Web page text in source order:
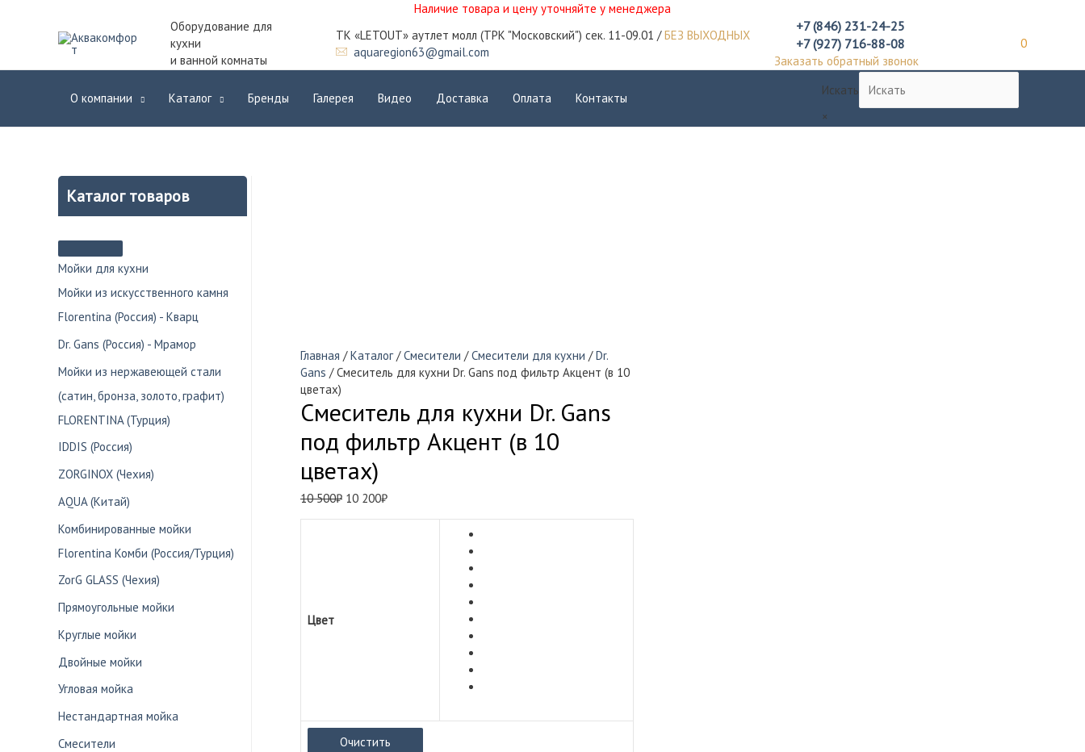
Наличие товара и цену уточняйте у менеджера
Оборудование для
кухни
и ванной комнаты
ТК «LETOUT» аутлет молл (ТРК "Московский") сек. 11-09.01 /БЕЗ ВЫХОДНЫХ
aquaregion63@gmail.com
+7 (846) 231-24-25
+7 (927) 716-88-08
Заказать обратный звонок
0
О компании Каталог Бренды Галерея Видео Доставка Оплата Контакты
Искать
×
Каталог товаров
Мойки для кухни
Мойки из искусственного камня
Florentina (Россия) - Кварц
Dr. Gans (Россия) - Мрамор
Мойки из нержавеющей стали
(сатин, бронза, золото, графит)
FLORENTINA (Турция)
IDDIS (Россия)
ZORGINOX (Чехия)
AQUA (Китай)
Комбинированные мойки
Florentina Комби (Россия/Турция)
ZorG GLASS (Чехия)
Прямоугольные мойки
Круглые мойки
Двойные мойки
Угловая мойка
Нестандартная мойка
Смесители
Главная /Каталог/Смесители /Смесители для кухни /Dr.
Gans / Смеситель для кухни Dr. Gans под фильтр Акцент (в 10
цветах)
Смеситель для кухни Dr. Gans
под фильтр Акцент (в 10
цветах)
10 500₽ Первоначальная
10 200₽Текущая
Цвет
Очистить